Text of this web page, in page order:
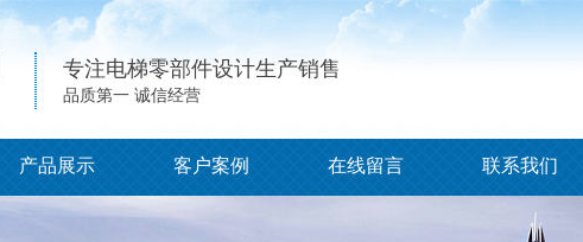
专注电梯零部件设计生产销售
品质第一 诚信经营
产品展示 客户案例 在线留言 联系我们